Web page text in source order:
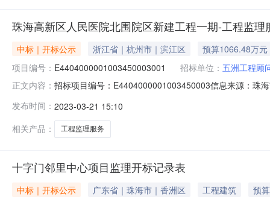
珠海高新区人民医院北围院区新建工程一期-工程监理
中标｜开标公示 浙江省｜杭州市｜滨江区
预算1066.48万元
项目编号： E4404000001003450003001 招标单位： 五洲工程顾
正文内容： 招标项目编号：E4404000001003450003信息来源：珠
项目标段名称珠海高新区人民医院北围院区新建工程一
发布时间： 2023-03-21 15:10
相关产品：
工程监理服务
十字门邻里中心项目监理开标记录表
中标｜开标公示 广东省｜珠海市｜香洲区 工程建筑
预